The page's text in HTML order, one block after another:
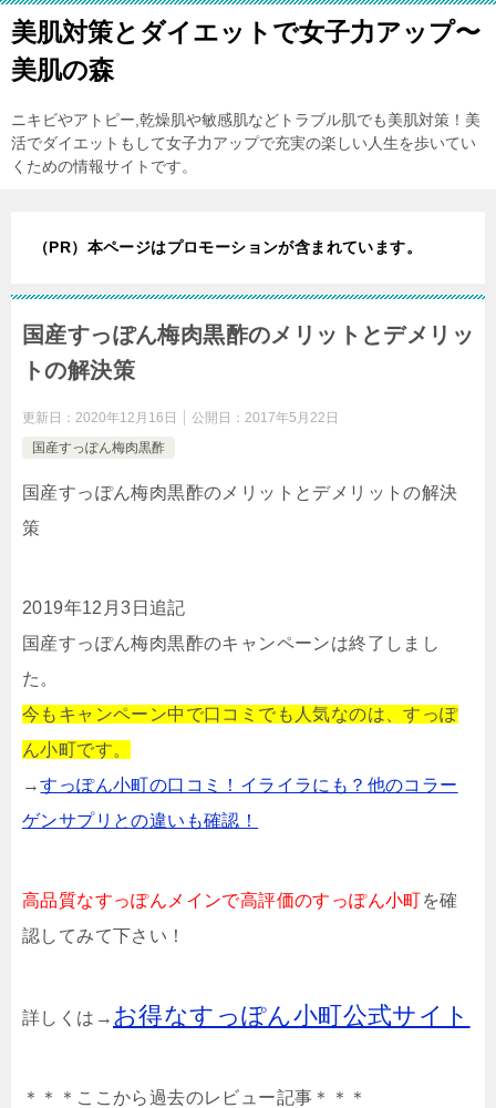
美肌対策とダイエットで女子力アップ〜
美肌の森
ニキビやアトピー,乾燥肌や敏感肌などトラブル肌でも美肌対策！美
活でダイエットもして女子力アップで充実の楽しい人生を歩いてい
くための情報サイトです。
（PR）本ページはプロモーションが含まれています。
国産すっぽん梅肉黒酢のメリットとデメリッ
トの解決策
更新日： 2020年12月16日 公開日： 2017年5月22日
国産すっぽん梅肉黒酢
国産すっぽん梅肉黒酢のメリットとデメリットの解決
策
2019年12月3日追記
国産すっぽん梅肉黒酢のキャンペーンは終了しまし
た。
今もキャンペーン中で口コミでも人気なのは、すっぽ
ん小町です。
→すっぽん小町の口コミ！イライラにも？他のコラー
ゲンサプリとの違いも確認！
高品質なすっぽんメインで高評価のすっぽん小町を確
認してみて下さい！
詳しくは→ お得なすっぽん小町公式サイト
＊＊＊ここから過去のレビュー記事＊＊＊